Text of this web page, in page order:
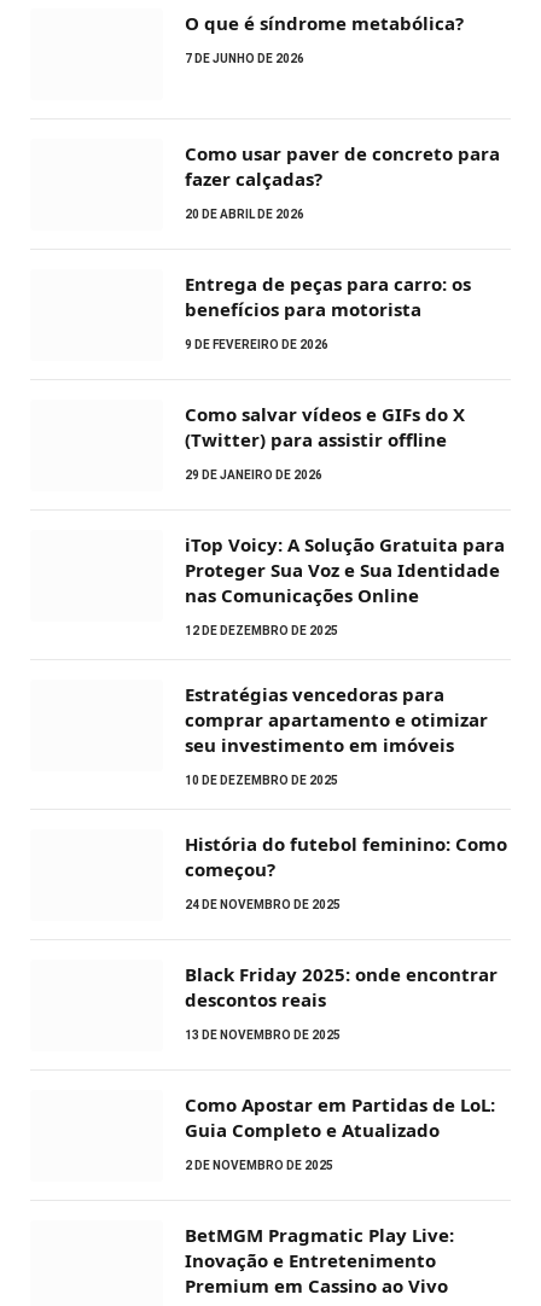
O que é síndrome metabólica?
7 DE JUNHO DE 2026
Como usar paver de concreto para
fazer calçadas?
20 DE ABRIL DE 2026
Entrega de peças para carro: os
benefícios para motorista
9 DE FEVEREIRO DE 2026
Como salvar vídeos e GIFs do X
(Twitter) para assistir offline
29 DE JANEIRO DE 2026
iTop Voicy: A Solução Gratuita para
Proteger Sua Voz e Sua Identidade
nas Comunicações Online
12 DE DEZEMBRO DE 2025
Estratégias vencedoras para
comprar apartamento e otimizar
seu investimento em imóveis
10 DE DEZEMBRO DE 2025
História do futebol feminino: Como
começou?
24 DE NOVEMBRO DE 2025
Black Friday 2025: onde encontrar
descontos reais
13 DE NOVEMBRO DE 2025
Como Apostar em Partidas de LoL:
Guia Completo e Atualizado
2 DE NOVEMBRO DE 2025
BetMGM Pragmatic Play Live:
Inovação e Entretenimento
Premium em Cassino ao Vivo